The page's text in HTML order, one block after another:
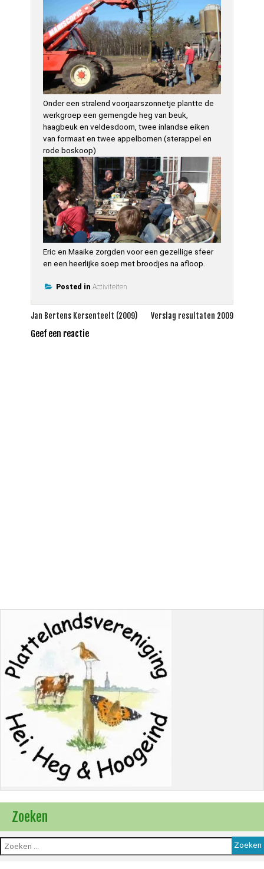
Onder een stralend voorjaarszonnetje plantte de
werkgroep een gemengde heg van beuk,
haagbeuk en veldesdoorn, twee inlandse eiken
van formaat en twee appelbomen (sterappel en
rode boskoop)
Eric en Maaike zorgden voor een gezellige sfeer
en een heerlijke soep met broodjes na afloop.
Posted in Activiteiten
Bericht
navigatie
Jan Bertens Kersenteelt (2009) Verslag resultaten 2009
Geef een reactie
Zoeken
Zoeken
naar: